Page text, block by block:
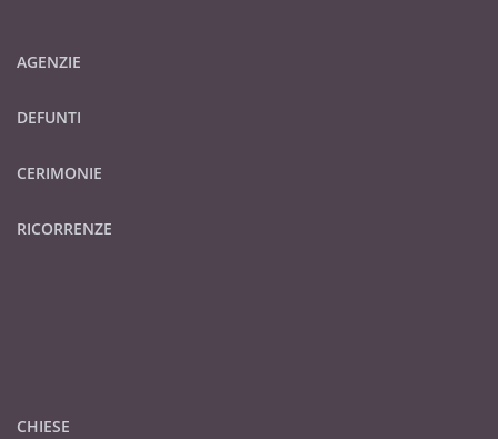
AGENZIE
DEFUNTI
CERIMONIE
RICORRENZE
CHIESE